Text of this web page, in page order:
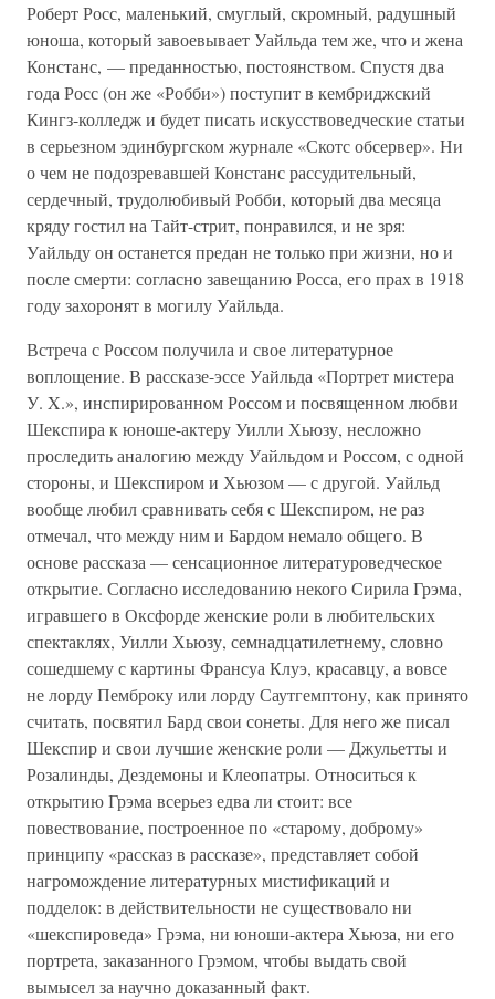
Роберт Росс, маленький, смуглый, скромный, радушный
юноша, который завоевывает Уайльда тем же, что и жена
Констанс, — преданностью, постоянством. Спустя два
года Росс (он же «Робби») поступит в кембриджский
Кингз-колледж и будет писать искусствоведческие статьи
в серьезном эдинбургском журнале «Скотс обсервер». Ни
о чем не подозревавшей Констанс рассудительный,
сердечный, трудолюбивый Робби, который два месяца
кряду гостил на Тайт-стрит, понравился, и не зря:
Уайльду он останется предан не только при жизни, но и
после смерти: согласно завещанию Росса, его прах в 1918
году захоронят в могилу Уайльда.
Встреча с Россом получила и свое литературное
воплощение. В рассказе-эссе Уайльда «Портрет мистера
У. X.», инспирированном Россом и посвященном любви
Шекспира к юноше-актеру Уилли Хьюзу, несложно
проследить аналогию между Уайльдом и Россом, с одной
стороны, и Шекспиром и Хьюзом — с другой. Уайльд
вообще любил сравнивать себя с Шекспиром, не раз
отмечал, что между ним и Бардом немало общего. В
основе рассказа — сенсационное литературоведческое
открытие. Согласно исследованию некого Сирила Грэма,
игравшего в Оксфорде женские роли в любительских
спектаклях, Уилли Хьюзу, семнадцатилетнему, словно
сошедшему с картины Франсуа Клуэ, красавцу, а вовсе
не лорду Пемброку или лорду Саутгемптону, как принято
считать, посвятил Бард свои сонеты. Для него же писал
Шекспир и свои лучшие женские роли — Джульетты и
Розалинды, Дездемоны и Клеопатры. Относиться к
открытию Грэма всерьез едва ли стоит: все
повествование, построенное по «старому, доброму»
принципу «рассказ в рассказе», представляет собой
нагромождение литературных мистификаций и
подделок: в действительности не существовало ни
«шекспироведа» Грэма, ни юноши-актера Хьюза, ни его
портрета, заказанного Грэмом, чтобы выдать свой
вымысел за научно доказанный факт.